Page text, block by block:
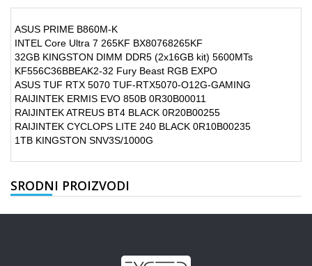
ASUS PRIME B860M-K
INTEL Core Ultra 7 265KF BX80768265KF
32GB KINGSTON DIMM DDR5 (2x16GB kit) 5600MTs
KF556C36BBEAK2-32 Fury Beast RGB EXPO
ASUS TUF RTX 5070 TUF-RTX5070-O12G-GAMING
RAIJINTEK ERMIS EVO 850B 0R30B00011
RAIJINTEK ATREUS BT4 BLACK 0R20B00255
RAIJINTEK CYCLOPS LITE 240 BLACK 0R10B00235
1TB KINGSTON SNV3S/1000G
SRODNI PROIZVODI